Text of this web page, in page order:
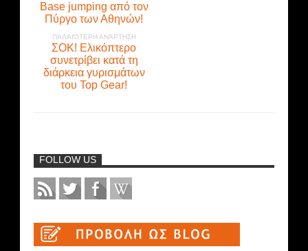
Base jumping από τον
Πύργο των Αθηνών!
ΠΑΛΑΙΌΤΕΡΗ ΑΝΆΡΤΗΣΗ
ΣΟΚ! Ελικόπτερο
συνετρίβει κατά τη
διάρκεια γυρισμάτων
του Top Gear!
FOLLOW US